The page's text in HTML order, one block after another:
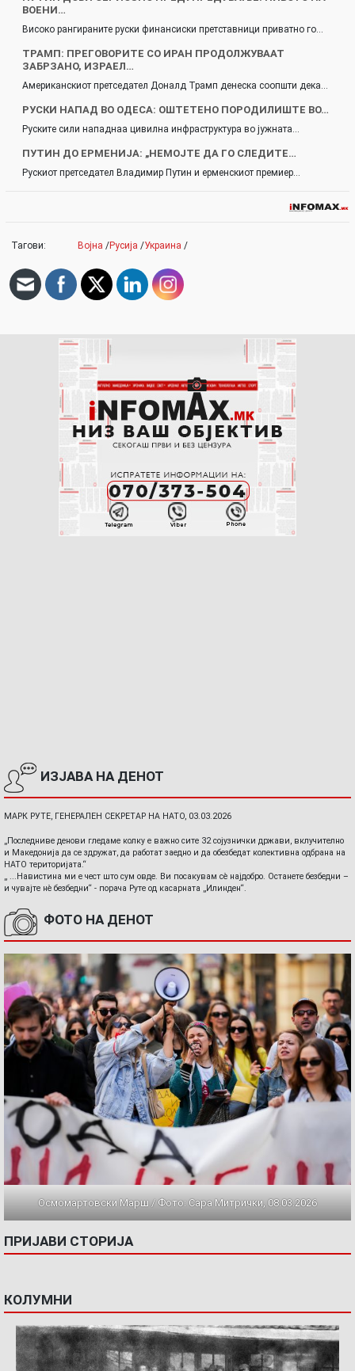
ВОЕНИ…
Високо рангираните руски финансиски претставници приватно го…
ТРАМП: ПРЕГОВОРИТЕ СО ИРАН ПРОДОЛЖУВААТ
ЗАБРЗАНО, ИЗРАЕЛ…
Американскиот претседател Доналд Трамп денеска соопшти дека…
РУСКИ НАПАД ВО ОДЕСА: ОШТЕТЕНО ПОРОДИЛИШТЕ ВО…
Руските сили нападнаа цивилна инфраструктура во јужната…
ПУТИН ДО ЕРМЕНИЈА: „НЕМОЈТЕ ДА ГО СЛЕДИТЕ…
Рускиот претседател Владимир Путин и ерменскиот премиер…
Тагови: Војна /Русија /Украина /
ИЗЈАВА НА ДЕНОТ
МАРК РУТЕ, ГЕНЕРАЛЕН СЕКРЕТАР НА НАТО, 03.03.2026
„Последниве денови гледаме колку е важно сите 32 сојузнички држави, вклучително
и Македонија да се здружат, да работат заедно и да обезбедат колективна одбрана на
НАТО територијата.“
„ ...Навистина ми е чест што сум овде. Ви посакувам сè најдобро. Останете безбедни –
и чувајте нè безбедни“ - порача Руте од касарната „Илинден“.
ФОТО НА ДЕНОТ
Осмомартовски Марш / Фото: Сара Митрички, 08.03.2026
ПРИЈАВИ СТОРИЈА
КОЛУМНИ